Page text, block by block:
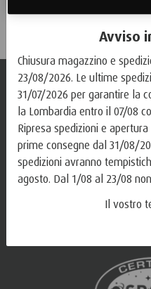
Avviso
Chiusura magazzino e
23/08/2026. Le ultime
31/07/2026 per garantire la
la Lombardia entro il 07/08
Ripresa spedizioni e
prime consegne dal 31/08/
spedizioni avranno
agosto. Dal 1/08 al 23/08
Il vostro
Informazioni
Guida Ai Prodotti
Guida All'acquisto
Servizio Clienti
Privacy E Note Legali